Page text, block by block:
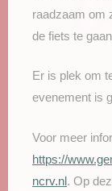
raadzaam om
de fiets te
Er is plek om
evenement is
Voor meer
https://
ncrv.nl. Op